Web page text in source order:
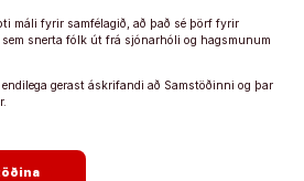
máli fyrir samfélagið, að það sé þörf fyrir
snerta fólk út frá sjónarhóli og hagsmunum
gerast áskrifandi að Samstöðinni og þar